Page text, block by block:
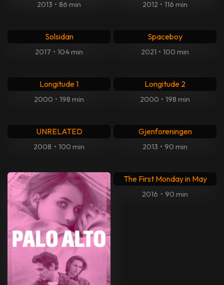
2013 • 86 min 2012 • 116 min
Solsidan
2017 • 104 min
Spaceboy
2021 • 100 min
Longitude 1
2000 • 198 min
Longitude 2
2000 • 198 min
UNRELATED
2008 • 100 min
Gjenforeningen
2013 • 90 min
The First Monday in May
2016 • 90 min